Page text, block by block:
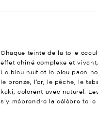
Chaque teinte de la toile
effet chiné complexe et
Le bleu nuit et le bleu paon
le bronze, l’or, le pêche, le
kaki, colorent avec naturel.
s’y méprendre la célèbre